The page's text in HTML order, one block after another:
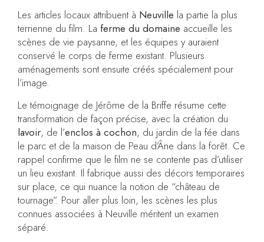
Les articles locaux attribuent à Neuville la partie la plus
terrienne du film. La ferme du domaine accueille les
scènes de vie paysanne, et les équipes y auraient
conservé le corps de ferme existant. Plusieurs
aménagements sont ensuite créés spécialement pour
l’image.
Le témoignage de Jérôme de la Briffe résume cette
transformation de façon précise, avec la création du
lavoir, de l’enclos à cochon, du jardin de la fée dans
le parc et de la maison de Peau d’Âne dans la forêt. Ce
rappel confirme que le film ne se contente pas d’utiliser
un lieu existant. Il fabrique aussi des décors temporaires
sur place, ce qui nuance la notion de “château de
tournage”. Pour aller plus loin, les scènes les plus
connues associées à Neuville méritent un examen
séparé.